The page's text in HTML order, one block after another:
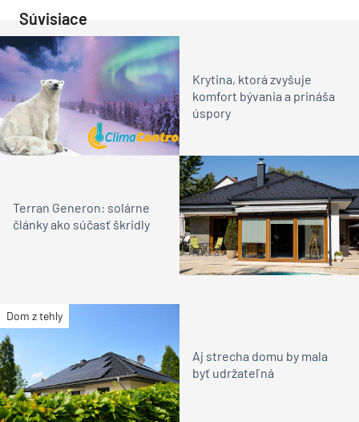
Súvisiace
Krytina, ktorá zvyšuje
komfort bývania a prináša
úspory
Terran Generon: solárne
články ako súčasť škridly
Dom z tehly
Aj strecha domu by mala
byť udržateľná